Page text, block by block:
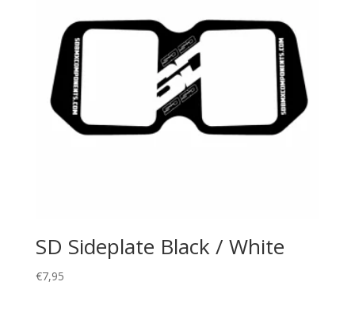
SD Sideplate Black / White
€7,95